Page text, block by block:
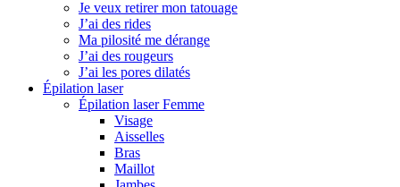
Je veux retirer mon tatouage
J’ai des rides
Ma pilosité me dérange
J’ai des rougeurs
J’ai les pores dilatés
Épilation laser
Épilation laser Femme
Visage
Aisselles
Bras
Maillot